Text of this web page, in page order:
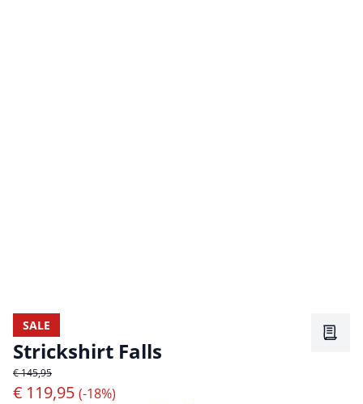
SALE
Strickshirt Falls
€ 145,95
€ 119,95 (-18%)